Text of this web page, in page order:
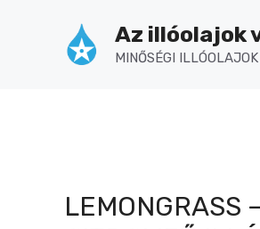
tartalomba
Az illóolajok
MINŐSÉGI
LEMONGRASS